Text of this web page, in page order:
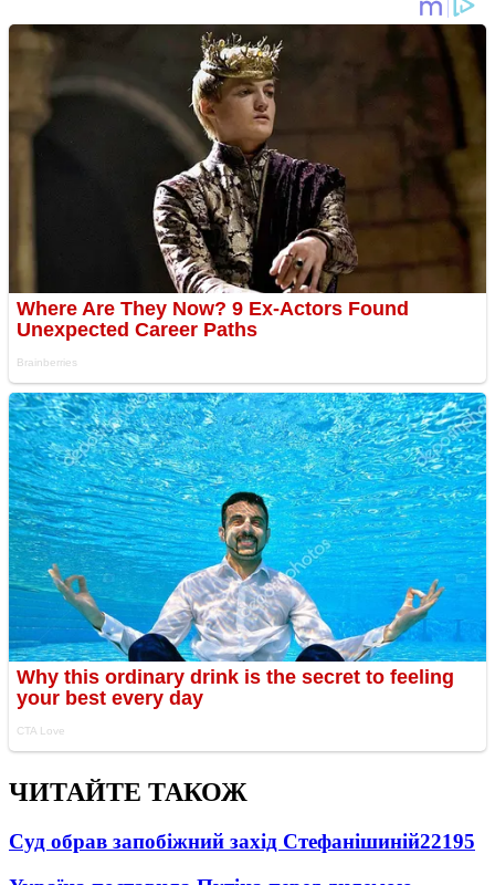
ЧИТАЙТЕ ТАКОЖ
Суд обрав запобіжний захід Стефанішиній22195